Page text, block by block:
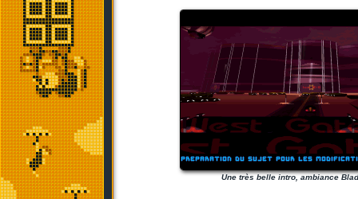
Une très belle intro, ambiance